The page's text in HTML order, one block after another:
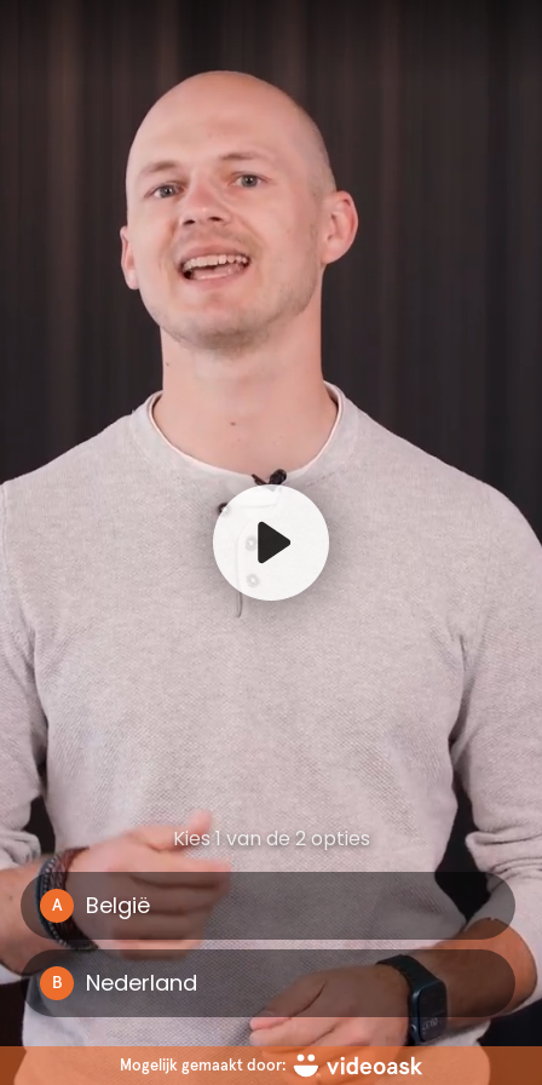
Kies 1 van de 2 opties
A België
B Nederland
Mogelijk gemaakt door: